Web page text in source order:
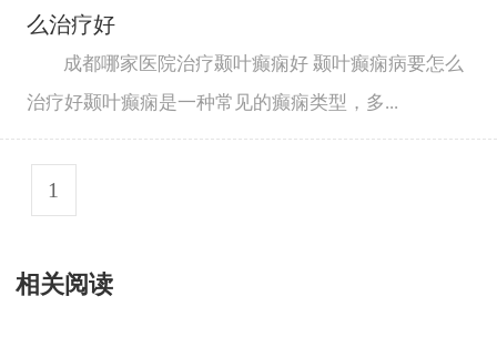
么治疗好
成都哪家医院治疗颞叶癫痫好 颞叶癫痫病要怎么
治疗好颞叶癫痫是一种常见的癫痫类型，多...
1
相关阅读